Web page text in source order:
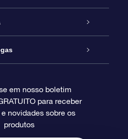
line
da OSR
da OSR
em nosso boletim
para receber
novidades sobre os
produtos